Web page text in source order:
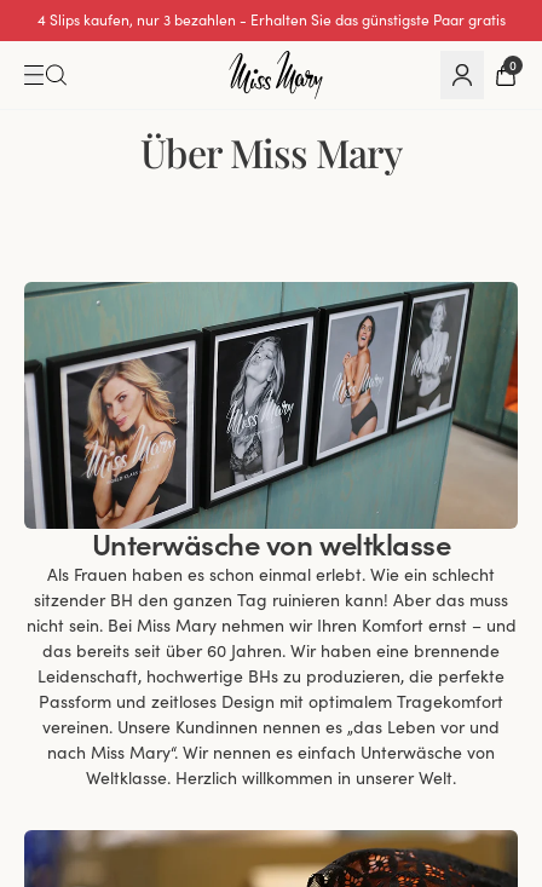
Hervorragende 0 von 5
0
Über Miss Mary
Unterwäsche von weltklasse
Als Frauen haben es schon einmal erlebt. Wie ein schlecht
sitzender BH den ganzen Tag ruinieren kann! Aber das muss
nicht sein. Bei Miss Mary nehmen wir Ihren Komfort ernst – und
das bereits seit über 60 Jahren. Wir haben eine brennende
Leidenschaft, hochwertige BHs zu produzieren, die perfekte
Passform und zeitloses Design mit optimalem Tragekomfort
vereinen. Unsere Kundinnen nennen es „das Leben vor und
nach Miss Mary“. Wir nennen es einfach Unterwäsche von
Weltklasse. Herzlich willkommen in unserer Welt.